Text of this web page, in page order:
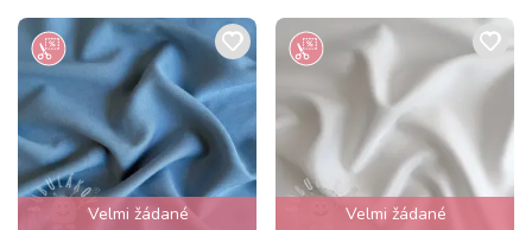
Velmi žádané
Velmi žádané